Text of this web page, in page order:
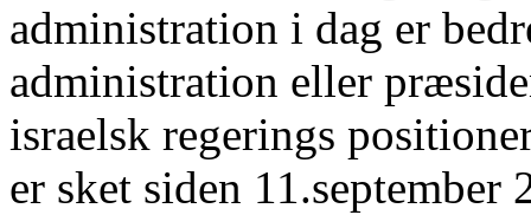
administration i dag er
administration eller
israelsk regerings
er sket siden 11.september